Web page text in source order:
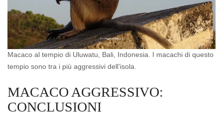
Macaco al tempio di Uluwatu, Bali, Indonesia. I macachi di questo
tempio sono tra i più aggressivi dell’isola.
MACACO AGGRESSIVO:
CONCLUSIONI